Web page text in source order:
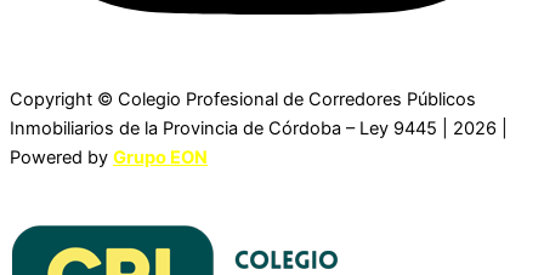
Copyright © Colegio Profesional de Corredores Públicos
Inmobiliarios de la Provincia de Córdoba – Ley 9445 | 2026 |
Powered by Grupo EON